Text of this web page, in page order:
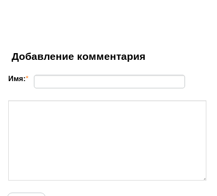
Добавление комментария
Имя:*